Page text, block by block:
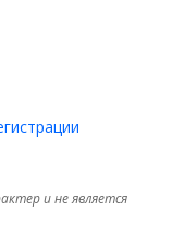
и не является